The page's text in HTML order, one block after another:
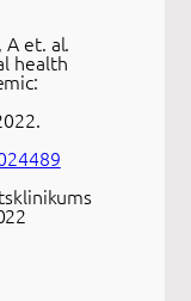
A et. al.
health